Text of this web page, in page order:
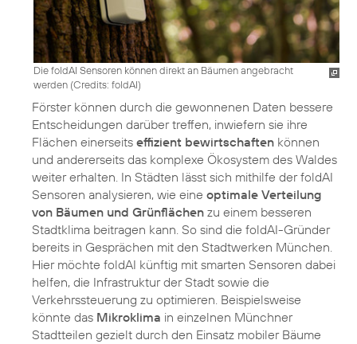
Die foldAI Sensoren können direkt an Bäumen angebracht
werden (Credits: foldAI)
Förster können durch die gewonnenen Daten bessere
Entscheidungen darüber treffen, inwiefern sie ihre
Flächen einerseits effizient bewirtschaften können
und andererseits das komplexe Ökosystem des Waldes
weiter erhalten. In Städten lässt sich mithilfe der foldAI
Sensoren analysieren, wie eine optimale Verteilung
von Bäumen und Grünflächen zu einem besseren
Stadtklima beitragen kann. So sind die foldAI-Gründer
bereits in Gesprächen mit den Stadtwerken München.
Hier möchte foldAI künftig mit smarten Sensoren dabei
helfen, die Infrastruktur der Stadt sowie die
Verkehrssteuerung zu optimieren. Beispielsweise
könnte das Mikroklima in einzelnen Münchner
Stadtteilen gezielt durch den Einsatz mobiler Bäume